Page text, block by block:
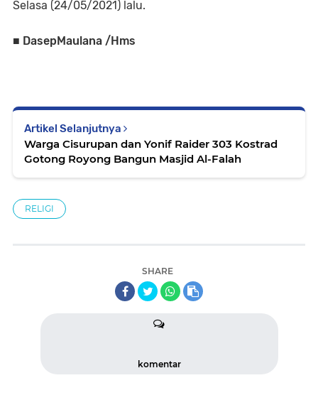
Selasa (24/05/2021) lalu.
■ DasepMaulana /Hms
Artikel Selanjutnya
Warga Cisurupan dan Yonif Raider 303 Kostrad
Gotong Royong Bangun Masjid Al-Falah
RELIGI
SHARE
komentar